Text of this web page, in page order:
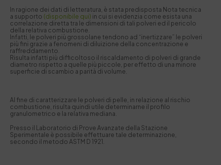
In ragione dei dati di letteratura, è stata predisposta Nota tecnica
a supporto (disponibile qui) in cui si evidenzia come esista una
correlazione diretta tra le dimensioni di tali polveri ed il pericolo
della relativa combustione.
Infatti, le polveri più grossolane tendono ad “inertizzare” le polveri
più fini grazie a fenomeni di diluizione della concentrazione e
raffreddamento.
Risulta infatti più difficoltoso il riscaldamento di polveri di grande
diametro rispetto a quelle più piccole, per effetto di una minore
superficie di scambio a parità di volume.
Al fine di caratterizzare le polveri di pelle, in relazione al rischio
combustione, risulta quindi utile determinarne il profilo
granulometrico e la relativa mediana.
Presso il Laboratorio di Prove Avanzate della Stazione
Sperimentale è possibile effettuare tale determinazione,
secondo il metodo ASTM D 1921.